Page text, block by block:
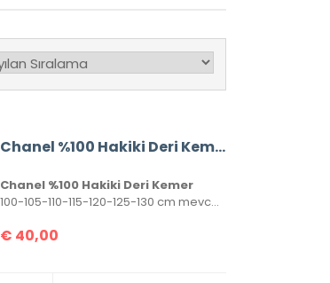
Chanel %100 Hakiki Deri Kemer
Chanel %100 Hakiki Deri Kemer
100-105-110-115-120-125-130 cm mevcuttur. Seri numaralı, kutulu ve sertifikalı olarak gönderilecektir.
€ 40,00